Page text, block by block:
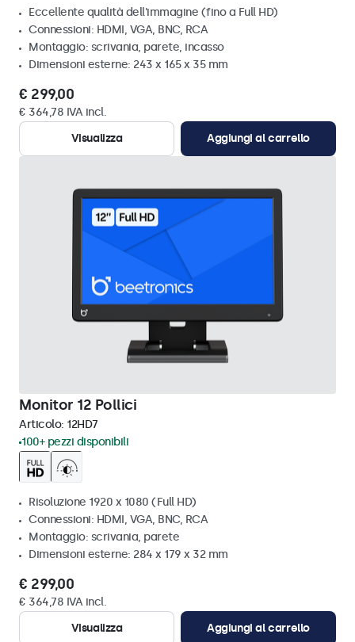
Eccellente qualità dell'immagine (fino a Full HD)
Connessioni: HDMI, VGA, BNC, RCA
Montaggio: scrivania, parete, incasso
Dimensioni esterne: 243 x 165 x 35 mm
€ 299,00
€ 364,78 IVA incl.
Visualizza
Aggiungi al carrello
Monitor 12 Pollici
Articolo: 12HD7
100+ pezzi disponibili
Risoluzione 1920 x 1080 (Full HD)
Connessioni: HDMI, VGA, BNC, RCA
Montaggio: scrivania, parete
Dimensioni esterne: 284 x 179 x 32 mm
€ 299,00
€ 364,78 IVA incl.
Visualizza
Aggiungi al carrello